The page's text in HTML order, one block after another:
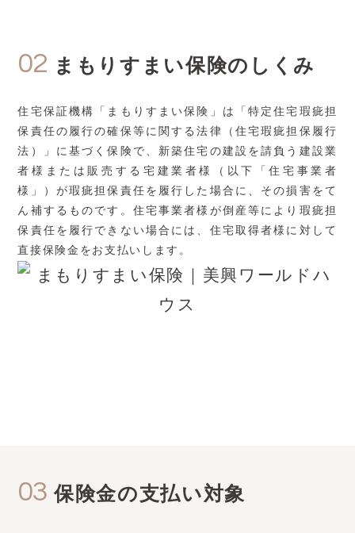
02 まもりすまい保険のしくみ
住宅保証機構「まもりすまい保険」は「特定住宅瑕疵担
保責任の履行の確保等に関する法律（住宅瑕疵担保履行
法）」に基づく保険で、新築住宅の建設を請負う建設業
者様または販売する宅建業者様（以下「住宅事業者
様」）が瑕疵担保責任を履行した場合に、その損害をて
ん補するものです。住宅事業者様が倒産等により瑕疵担
保責任を履行できない場合には、住宅取得者様に対して
直接保険金をお支払いします。
03 保険金の支払い対象